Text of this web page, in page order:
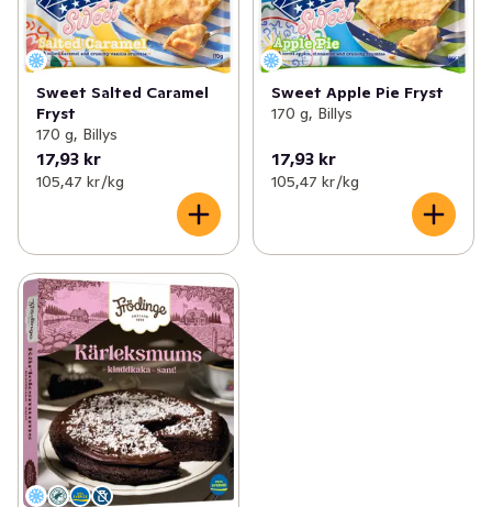
Sweet Salted Caramel
Fryst
170 g, Billys
17,93 kr
105,47 kr /kg
Sweet Apple Pie Fryst
170 g, Billys
17,93 kr
105,47 kr /kg